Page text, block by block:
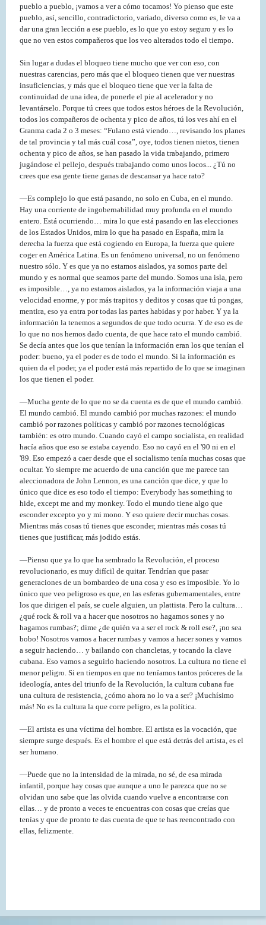
pueblo a pueblo, ¡vamos a ver a cómo tocamos! Yo pienso que este
pueblo, así, sencillo, contradictorio, variado, diverso como es, le va a
dar una gran lección a ese pueblo, es lo que yo estoy seguro y es lo
que no ven estos compañeros que los veo alterados todo el tiempo.
Sin lugar a dudas el bloqueo tiene mucho que ver con eso, con
nuestras carencias, pero más que el bloqueo tienen que ver nuestras
insuficiencias, y más que el bloqueo tiene que ver la falta de
continuidad de una idea, de ponerle el pie al acelerador y no
levantárselo. Porque tú crees que todos estos héroes de la Revolución,
todos los compañeros de ochenta y pico de años, tú los ves ahí en el
Granma cada 2 o 3 meses: “Fulano está viendo…, revisando los planes
de tal provincia y tal más cuál cosa”, oye, todos tienen nietos, tienen
ochenta y pico de años, se han pasado la vida trabajando, primero
jugándose el pellejo, después trabajando como unos locos... ¿Tú no
crees que esa gente tiene ganas de descansar ya hace rato?
—Es complejo lo que está pasando, no solo en Cuba, en el mundo.
Hay una corriente de ingobernabilidad muy profunda en el mundo
entero. Está ocurriendo… mira lo que está pasando en las elecciones
de los Estados Unidos, mira lo que ha pasado en España, mira la
derecha la fuerza que está cogiendo en Europa, la fuerza que quiere
coger en América Latina. Es un fenómeno universal, no un fenómeno
nuestro sólo. Y es que ya no estamos aislados, ya somos parte del
mundo y es normal que seamos parte del mundo. Somos una isla, pero
es imposible…, ya no estamos aislados, ya la información viaja a una
velocidad enorme, y por más trapitos y deditos y cosas que tú pongas,
mentira, eso ya entra por todas las partes habidas y por haber. Y ya la
información la tenemos a segundos de que todo ocurra. Y de eso es de
lo que no nos hemos dado cuenta, de que hace rato el mundo cambió.
Se decía antes que los que tenían la información eran los que tenían el
poder: bueno, ya el poder es de todo el mundo. Si la información es
quien da el poder, ya el poder está más repartido de lo que se imaginan
los que tienen el poder.
—Mucha gente de lo que no se da cuenta es de que el mundo cambió.
El mundo cambió. El mundo cambió por muchas razones: el mundo
cambió por razones políticas y cambió por razones tecnológicas
también: es otro mundo. Cuando cayó el campo socialista, en realidad
hacía años que eso se estaba cayendo. Eso no cayó en el '90 ni en el
'89. Eso empezó a caer desde que el socialismo tenía muchas cosas que
ocultar. Yo siempre me acuerdo de una canción que me parece tan
aleccionadora de John Lennon, es una canción que dice, y que lo
único que dice es eso todo el tiempo: Everybody has something to
hide, except me and my monkey. Todo el mundo tiene algo que
esconder excepto yo y mi mono. Y eso quiere decir muchas cosas.
Mientras más cosas tú tienes que esconder, mientras más cosas tú
tienes que justificar, más jodido estás.
—Pienso que ya lo que ha sembrado la Revolución, el proceso
revolucionario, es muy difícil de quitar. Tendrían que pasar
generaciones de un bombardeo de una cosa y eso es imposible. Yo lo
único que veo peligroso es que, en las esferas gubernamentales, entre
los que dirigen el país, se cuele alguien, un plattista. Pero la cultura…
¿qué rock & roll va a hacer que nosotros no hagamos sones y no
hagamos rumbas?; dime ¿de quién va a ser el rock & roll ese?, ¡no sea
bobo! Nosotros vamos a hacer rumbas y vamos a hacer sones y vamos
a seguir haciendo… y bailando con chancletas, y tocando la clave
cubana. Eso vamos a seguirlo haciendo nosotros. La cultura no tiene el
menor peligro. Si en tiempos en que no teníamos tantos próceres de la
ideología, antes del triunfo de la Revolución, la cultura cubana fue
una cultura de resistencia, ¿cómo ahora no lo va a ser? ¡Muchísimo
más! No es la cultura la que corre peligro, es la política.
—El artista es una víctima del hombre. El artista es la vocación, que
siempre surge después. Es el hombre el que está detrás del artista, es el
ser humano.
—Puede que no la intensidad de la mirada, no sé, de esa mirada
infantil, porque hay cosas que aunque a uno le parezca que no se
olvidan uno sabe que las olvida cuando vuelve a encontrarse con
ellas… y de pronto a veces te encuentras con cosas que creías que
tenías y que de pronto te das cuenta de que te has reencontrado con
ellas, felizmente.